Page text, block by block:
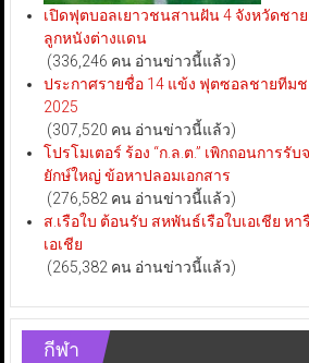
เปิดฟุตบอลเยาวชนสานฝัน 4 จังหวัดชา
ลูกหนังต่างแดน
(336,246 คน อ่านข่าวนี้แล้ว)
ประกาศรายชื่อ 14 แข้ง ฟุตซอลชายทีม
2025
(307,520 คน อ่านข่าวนี้แล้ว)
โปรโมเตอร์ ร้อง “ก.ล.ต.” เพิกถอนการ
ยักษ์ใหญ่ ข้อหาปลอมเอกสาร
(276,582 คน อ่านข่าวนี้แล้ว)
ส.เรือใบ ต้อนรับ สหพันธ์เรือใบเอเชีย ห
เอเชีย
(265,382 คน อ่านข่าวนี้แล้ว)
กีฬา